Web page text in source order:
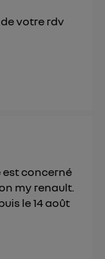
votre rdv
est concerné
my renault.
le 14 août